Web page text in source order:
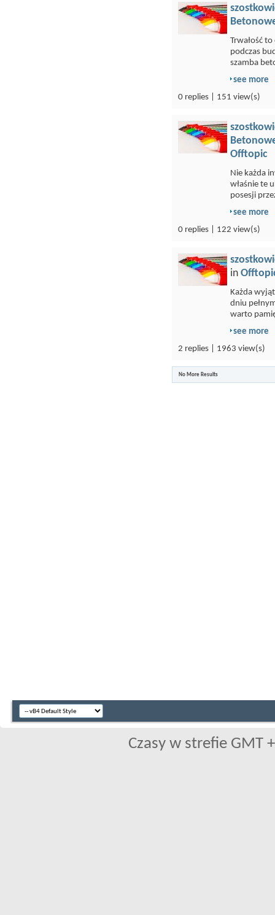
Trwałość
podczas
szamba
see more
0 replies | 151 view(s)
Offtopic
Nie każda
właśnie te
posesji
see more
0 replies | 122 view(s)
in
Każda
dniu
warto
see more
2 replies | 1963 view(s)
No More Results
Czasy w strefie GMT